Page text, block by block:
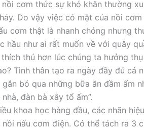
cơm thức sự khó khăn thường
Do vậy việc có mặt của nồi
cơm thật là nhanh chóng nhưng
hầu như ai rất muốn về với quây
thú hơn lúc chúng ta hưởng
Tình thân tạo ra ngày đầy đủ cả
bó qua những bữa ăn đầm ấm
đàn bà xây tổ ấm”.
khoa học hàng đầu, các nhãn
nấu cơm điện. Có thể tách ra 3